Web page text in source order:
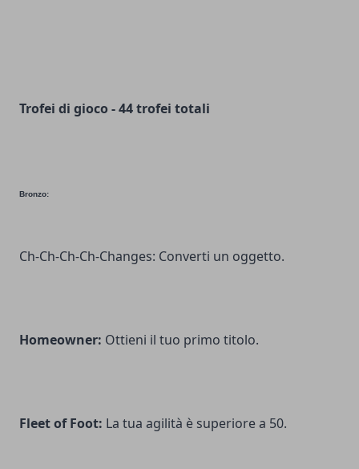
Trofei di gioco - 44 trofei totali
Bronzo:
Ch-Ch-Ch-Ch-Changes: Converti un oggetto.
Homeowner: Ottieni il tuo primo titolo.
Fleet of Foot: La tua agilità è superiore a 50.